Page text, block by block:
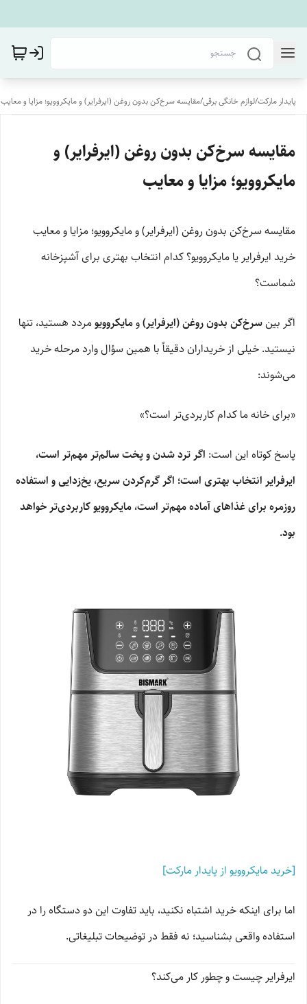
پایدار مارکت/لوازم خانگی برقی/مقایسه سرخ‌کن بدون روغن (ایرفرایر) و مایکروویو؛ مزایا و معایب
مقایسه سرخ‌کن بدون روغن (ایرفرایر) و
مایکروویو؛ مزایا و معایب
مقایسه سرخ‌کن بدون روغن (ایرفرایر) و مایکروویو؛ مزایا و معایب
خرید ایرفرایر یا مایکروویو؟ کدام انتخاب بهتری برای آشپزخانه
شماست؟
اگر بینسرخ‌کن بدون روغن (ایرفرایر)ومایکروویومردد هستید، تنها
نیستید. خیلی از خریداران دقیقاً با همین سؤال وارد مرحله خرید
می‌شوند:
«برای خانه ما کدام کاربردی‌تر است؟»
پاسخ کوتاه این است: اگر ترد شدن و پخت سالم‌تر مهم‌تر است،
ایرفرایر انتخاب بهتری است؛ اگر گرم‌کردن سریع، یخ‌زدایی و استفاده
روزمره برای غذاهای آماده مهم‌تر است، مایکروویو کاربردی‌تر خواهد
بود.
[خرید مایکروویو از پایدار مارکت]
اما برای اینکه خرید اشتباه نکنید، باید تفاوت این دو دستگاه را در
استفاده واقعی بشناسید؛ نه فقط در توضیحات تبلیغاتی.
ایرفرایر چیست و چطور کار می‌کند؟